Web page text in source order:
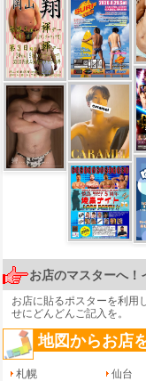
お店のマスターへ！
お店に貼るポスターを利用
せにどんどんご記入を。
地図からお店
札幌 仙台